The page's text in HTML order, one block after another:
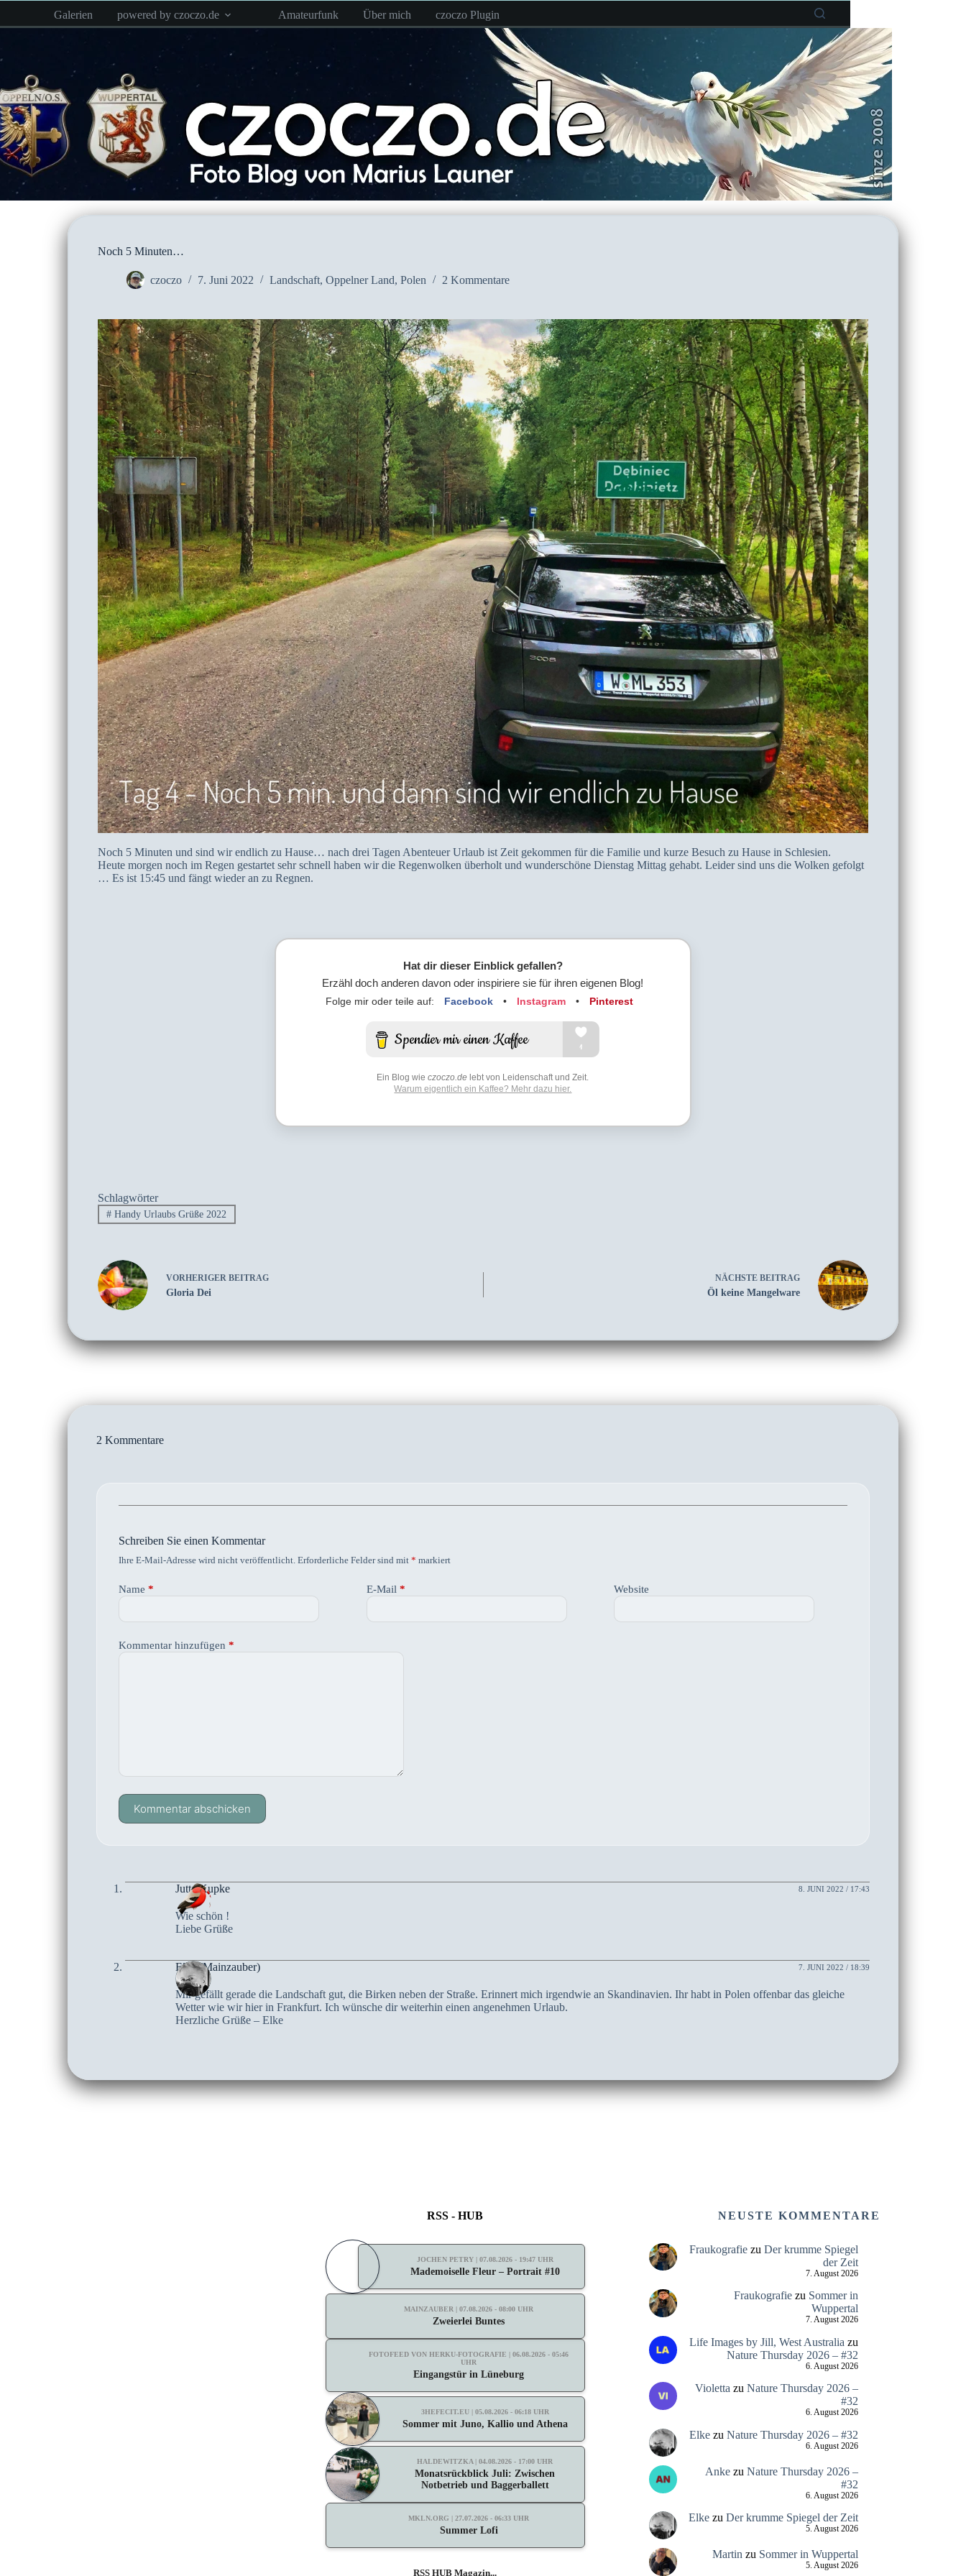
springen
Galerien powered by czoczo.de Amateurfunk Über mich czoczo Plugin
Noch 5 Minuten…
czoczo 7. Juni 2022 Landschaft, Oppelner Land, Polen 2 Kommentare
Noch 5 Minuten und sind wir endlich zu Hause… nach drei Tagen Abenteuer Urlaub ist Zeit gekommen für die Familie und kurze Besuch zu Hause in Schlesien.
Heute morgen noch im Regen gestartet sehr schnell haben wir die Regenwolken überholt und wunderschöne Dienstag Mittag gehabt. Leider sind uns die Wolken gefolgt
… Es ist 15:45 und fängt wieder an zu Regnen.
Hat dir dieser Einblick gefallen?
Erzähl doch anderen davon oder inspiriere sie für ihren eigenen Blog!
Folge mir oder teile auf: Facebook • Instagram • Pinterest
Ein Blog wieczoczo.de lebt von Leidenschaft und Zeit.
Warum eigentlich ein Kaffee? Mehr dazu hier.
Schlagwörter
# Handy Urlaubs Grüße 2022
VORHERIGER BEITRAG
Gloria Dei
NÄCHSTEBEITRAG
Öl keine Mangelware
2 Kommentare
Schreiben Sie einen Kommentar
Ihre E-Mail-Adresse wird nicht veröffentlicht. Erforderliche Felder sind mit * markiert
Name * E-Mail * Website
Kommentar hinzufügen *
Kommentar abschicken
Jutta Kupke 8. JUNI 2022 / 17:43
Wie schön !
Liebe Grüße
Elke (Mainzauber) 7. JUNI 2022 / 18:39
Mir gefällt gerade die Landschaft gut, die Birken neben der Straße. Erinnert mich irgendwie an Skandinavien. Ihr habt in Polen offenbar das gleiche
Wetter wie wir hier in Frankfurt. Ich wünsche dir weiterhin einen angenehmen Urlaub.
Herzliche Grüße – Elke
RSS - HUB
JOCHEN PETRY | 07.08.2026 - 19:47 UHR
Mademoiselle Fleur – Portrait #10
MAINZAUBER | 07.08.2026 - 08:00 UHR
Zweierlei Buntes
FOTOFEED VON HERKU-FOTOGRAFIE | 06.08.2026 - 05:46
UHR
Eingangstür in Lüneburg
3HEFECIT.EU | 05.08.2026 - 06:18 UHR
Sommer mit Juno, Kallio und Athena
HALDEWITZKA | 04.08.2026 - 17:00 UHR
Monatsrückblick Juli: Zwischen
Notbetrieb und Baggerballett
MKLN.ORG | 27.07.2026 - 06:33 UHR
Summer Lofi
RSS HUB Magazin...
NEUSTE KOMMENTARE
Fraukografiezu Der krumme Spiegel
der Zeit
7. August 2026
Fraukografiezu Sommer in
Wuppertal
7. August 2026
Life Images by Jill, West Australia zu
Nature Thursday 2026 – #32
6. August 2026
Violetta zu Nature Thursday 2026 –
#32
6. August 2026
Elkezu Nature Thursday 2026 – #32
6. August 2026
Ankezu Nature Thursday 2026 –
#32
6. August 2026
Elkezu Der krumme Spiegel der Zeit
5. August 2026
Martin zu Sommer in Wuppertal
5. August 2026